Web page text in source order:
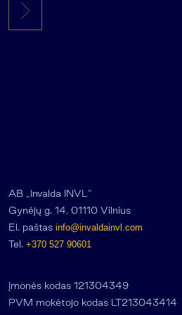
AB „Invalda INVL“
Gynėjų g. 14, 01110 Vilnius
El. paštas info@invaldainvl.com
Tel. +370 527 90601
Įmonės kodas 121304349
PVM mokėtojo kodas LT213043414